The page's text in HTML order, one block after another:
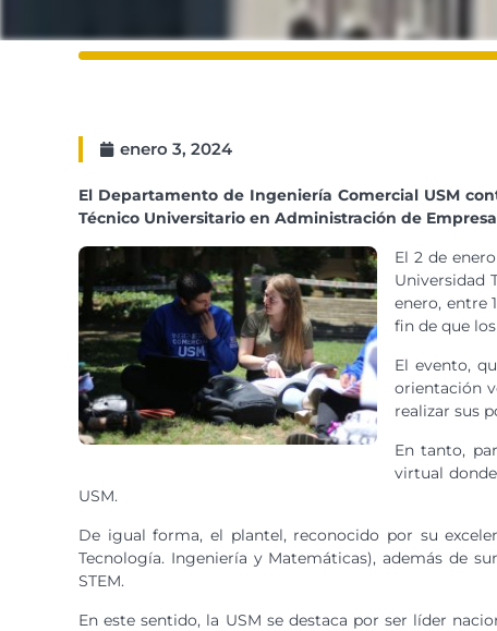
enero 3, 2024
El Departamento de Ingeniería Comercial USM
Técnico Universitario en Administración de
El 2 de
Universidad
enero, entre
fin de que
El evento,
orientación
realizar sus
En tanto,
virtual
USM.
De igual forma, el plantel, reconocido por su
Tecnología. Ingeniería y Matemáticas), además de
STEM.
En este sentido, la USM se destaca por ser líder